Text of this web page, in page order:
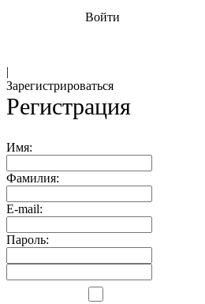
Войти
|
Зарегистрироваться
Регистрация
Имя:
Фамилия:
E-mail:
Пароль: